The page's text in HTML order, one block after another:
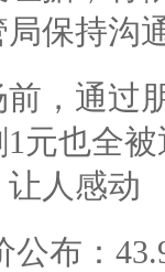
保持沟
，通过
元也全
人感动
公布：